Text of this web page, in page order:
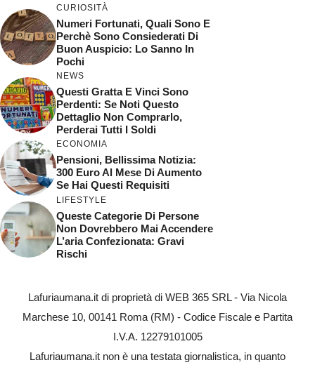
CURIOSITÀ
Numeri Fortunati, Quali Sono E
Perchè Sono Consiederati Di
Buon Auspicio: Lo Sanno In
Pochi
NEWS
Questi Gratta E Vinci Sono
Perdenti: Se Noti Questo
Dettaglio Non Comprarlo,
Perderai Tutti I Soldi
ECONOMIA
Pensioni, Bellissima Notizia:
300 Euro Al Mese Di Aumento
Se Hai Questi Requisiti
LIFESTYLE
Queste Categorie Di Persone
Non Dovrebbero Mai Accendere
L’aria Confezionata: Gravi
Rischi
Lafuriaumana.it di proprietà di WEB 365 SRL - Via Nicola
Marchese 10, 00141 Roma (RM) - Codice Fiscale e Partita
I.V.A. 12279101005
Lafuriaumana.it non è una testata giornalistica, in quanto